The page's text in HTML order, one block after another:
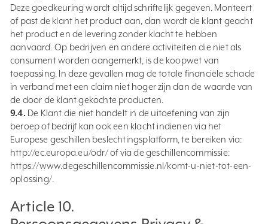
Deze goedkeuring wordt altijd schriftelijk gegeven. Monteert
of past de klant het product aan, dan wordt de klant geacht
het product en de levering zonder klacht te hebben
aanvaard. Op bedrijven en andere activiteiten die niet als
consument worden aangemerkt, is de koopwet van
toepassing. In deze gevallen mag de totale financiële schade
in verband met een claim niet hoger zijn dan de waarde van
de door de klant gekochte producten.
9.4. De Klant die niet handelt in de uitoefening van zijn
beroep of bedrijf kan ook een klacht indienen via het
Europese geschillen beslechtingsplatform, te bereiken via:
http://ec.europa.eu/odr/ of via de geschillencommissie:
https://www.degeschillencommissie.nl/komt-u-niet-tot-een-
oplossing/.
Article 10.